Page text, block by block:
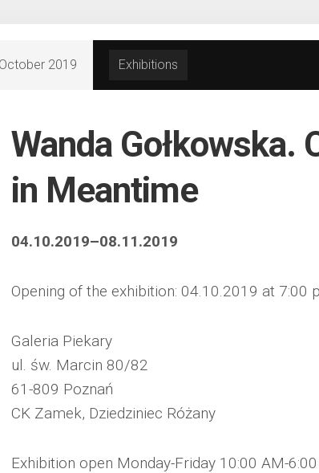
2019 Exhibitions
Wanda Gołkowska.
in Meantime
04.10.2019–08.11.2019
Opening of the exhibition: 04.10.2019 at 7:00
Galeria Piekary
ul. św. Marcin 80/82
61-809 Poznań
CK Zamek, Dziedziniec Różany
Exhibition open Monday-Friday 10:00 AM-